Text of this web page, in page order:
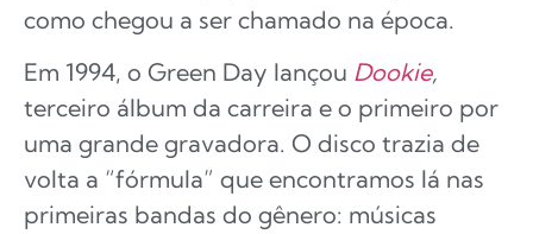
como chegou a ser chamado na época.
Em 1994, o Green Day lançou Dookie,
terceiro álbum da carreira e o primeiro por
uma grande gravadora. O disco trazia de
volta a “fórmula” que encontramos lá nas
primeiras bandas do gênero: músicas